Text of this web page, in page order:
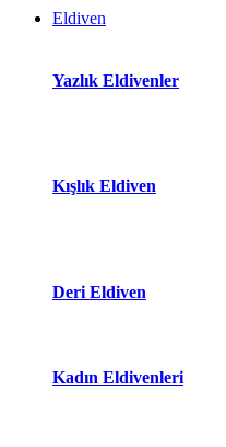
Eldiven
Yazlık Eldivenler
Kışlık Eldiven
Deri Eldiven
Kadın Eldivenleri